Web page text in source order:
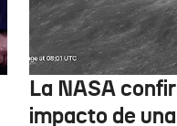
La NASA
impacto de